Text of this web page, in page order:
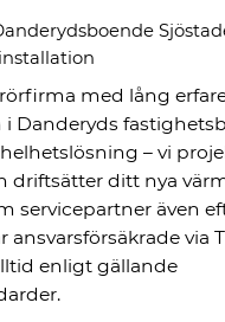
med lång
i Danderyds
– vi
driftsätter ditt nya
servicepartner även
ansvarsförsäkrade via
enligt gällande